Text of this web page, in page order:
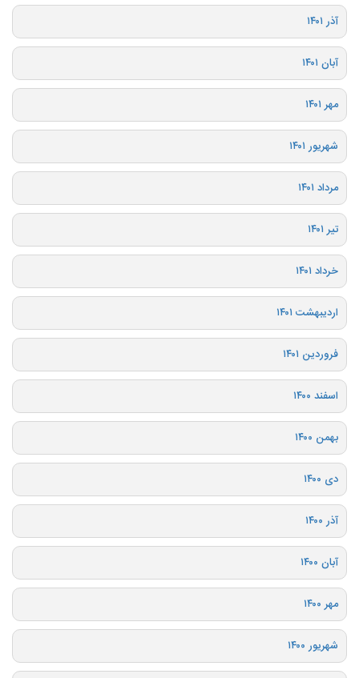
آذر ۱۴۰۱
آبان ۱۴۰۱
مهر ۱۴۰۱
شهریور ۱۴۰۱
مرداد ۱۴۰۱
تیر ۱۴۰۱
خرداد ۱۴۰۱
اردیبهشت ۱۴۰۱
فروردین ۱۴۰۱
اسفند ۱۴۰۰
بهمن ۱۴۰۰
دی ۱۴۰۰
آذر ۱۴۰۰
آبان ۱۴۰۰
مهر ۱۴۰۰
شهریور ۱۴۰۰